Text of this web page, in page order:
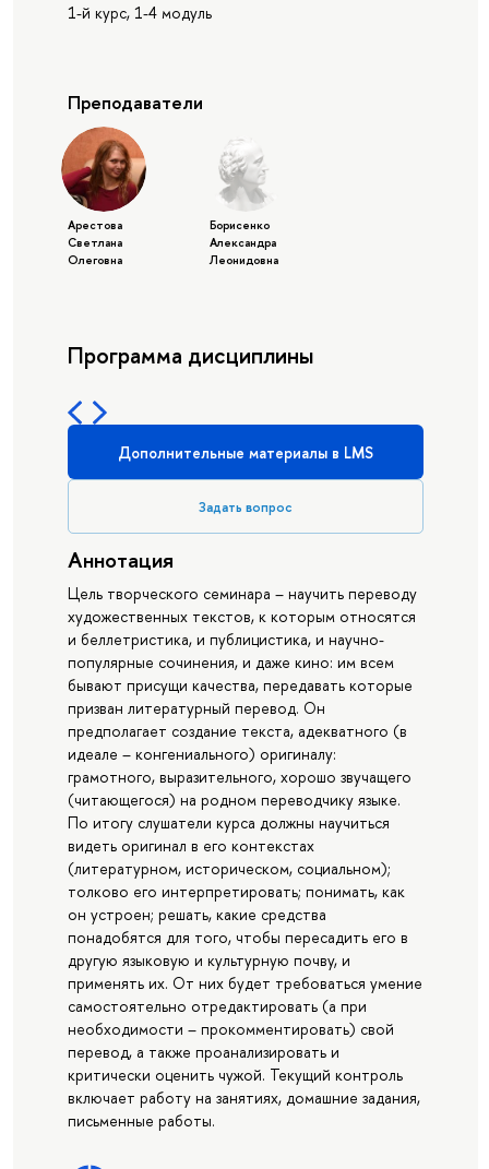
1-й курс, 1-4 модуль
Преподаватели
Арестова
Светлана
Олеговна
Борисенко
Александра
Леонидовна
Программа дисциплины
Дополнительные материалы в LMS
Задать вопрос
Аннотация
Цель творческого семинара – научить переводу
художественных текстов, к которым относятся
и беллетристика, и публицистика, и научно-
популярные сочинения, и даже кино: им всем
бывают присущи качества, передавать которые
призван литературный перевод. Он
предполагает создание текста, адекватного (в
идеале – конгениального) оригиналу:
грамотного, выразительного, хорошо звучащего
(читающегося) на родном переводчику языке.
По итогу слушатели курса должны научиться
видеть оригинал в его контекстах
(литературном, историческом, социальном);
толково его интерпретировать; понимать, как
он устроен; решать, какие средства
понадобятся для того, чтобы пересадить его в
другую языковую и культурную почву, и
применять их. От них будет требоваться умение
самостоятельно отредактировать (а при
необходимости – прокомментировать) свой
перевод, а также проанализировать и
критически оценить чужой. Текущий контроль
включает работу на занятиях, домашние задания,
письменные работы.